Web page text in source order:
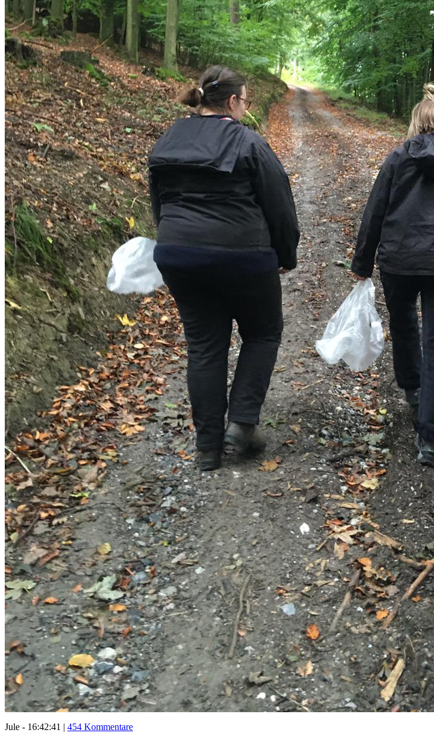
Jule - 16:42:41 | 454 Kommentare